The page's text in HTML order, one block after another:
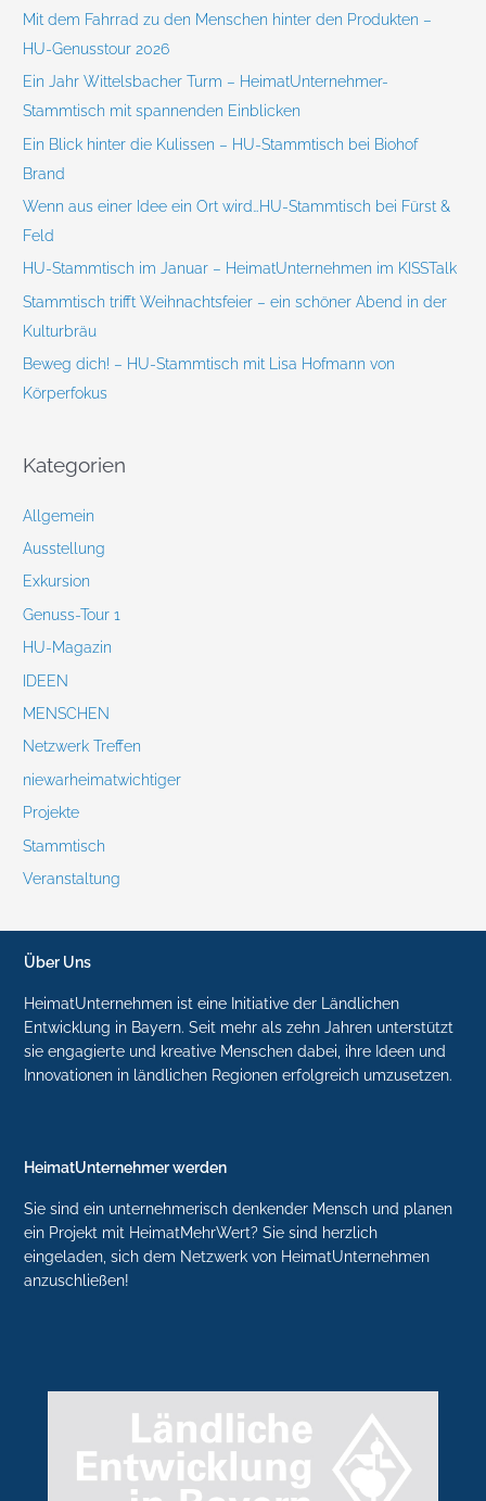
h
:
Mit dem Fahrrad zu den Menschen hinter den Produkten –
HU-Genusstour 2026
Ein Jahr Wittelsbacher Turm – HeimatUnternehmer-
Stammtisch mit spannenden Einblicken
Ein Blick hinter die Kulissen – HU-Stammtisch bei Biohof
Brand
Wenn aus einer Idee ein Ort wird…HU-Stammtisch bei Fürst &
Feld
HU-Stammtisch im Januar – HeimatUnternehmen im KISSTalk
Stammtisch trifft Weihnachtsfeier – ein schöner Abend in der
Kulturbräu
Beweg dich! – HU-Stammtisch mit Lisa Hofmann von
Körperfokus
Kategorien
Allgemein
Ausstellung
Exkursion
Genuss-Tour 1
HU-Magazin
IDEEN
MENSCHEN
Netzwerk Treffen
niewarheimatwichtiger
Projekte
Stammtisch
Veranstaltung
Über Uns
HeimatUnternehmen ist eine Initiative der Ländlichen
Entwicklung in Bayern. Seit mehr als zehn Jahren unterstützt
sie engagierte und kreative Menschen dabei, ihre Ideen und
Innovationen in ländlichen Regionen erfolgreich umzusetzen.
HeimatUnternehmer werden
Sie sind ein unternehmerisch denkender Mensch und planen
ein Projekt mit HeimatMehrWert? Sie sind herzlich
eingeladen, sich dem Netzwerk von HeimatUnternehmen
anzuschließen!